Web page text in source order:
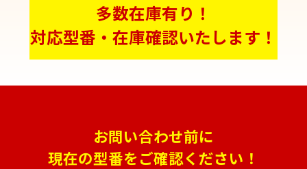
多数在庫有り！
対応型番・在庫確認いたします！
お問い合わせ前に
現在の型番をご確認ください！